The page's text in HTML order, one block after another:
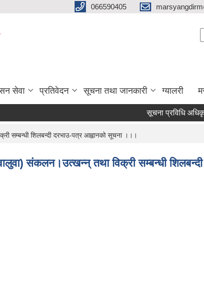
066590405
सेवा प्रतिवेदन सूचना तथा जानकारी ग्यालरी
सूचना प्रविधि अधिकृत
सम्बन्धी शिलबन्दी दरभाउ-पत्र आह्वानको सूचना ।।।
वालुवा) संकलन।उत्खन्न् तथा विक्री सम्बन्धी